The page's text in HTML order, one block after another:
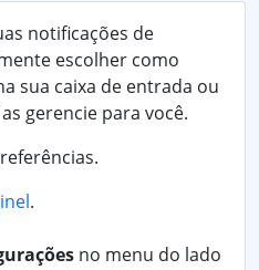
notificações de
escolher como
sua caixa de entrada ou
gerencie para você.
.
no menu do lado